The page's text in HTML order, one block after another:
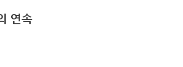
연속